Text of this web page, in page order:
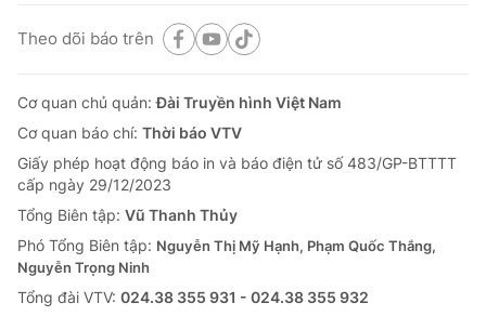
Theo dõi báo trên
Cơ quan chủ quản:Đài Truyền hình Việt Nam
Cơ quan báo chí: Thời báo VTV
Giấy phép hoạt động báo in và báo điện tử số 483/GP-BTTTT
cấp ngày 29/12/2023
Tổng Biên tập: Vũ Thanh Thủy
Phó Tổng Biên tập: Nguyễn Thị Mỹ Hạnh, Phạm Quốc Thắng,
Nguyễn Trọng Ninh
Tổng đài VTV: 024.38 355 931 - 024.38 355 932